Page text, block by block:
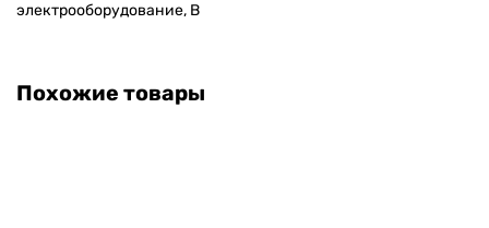
электрооборудование, В
Похожие товары